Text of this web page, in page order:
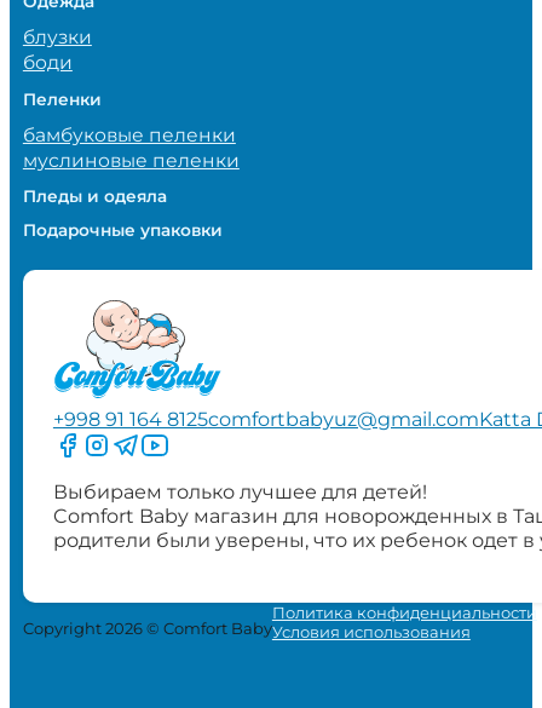
блузки
боди
Пеленки
бамбуковые пеленки
муслиновые пеленки
Пледы и одеяла
Подарочные упаковки
+998 91 164 8125comfortbabyuz@gmail.comKatta
Следите за нами на Facebook
Следите за нами в Instagram
Следите за нами в Telegram
Следите за нами в YouTube
Выбираем только лучшее для детей!
Comfort Baby магазин для новорожденных в
родители были уверены, что их ребенок одет
Copyright 2026 © Comfort Baby
Политика конфиденциальности
Условия использования